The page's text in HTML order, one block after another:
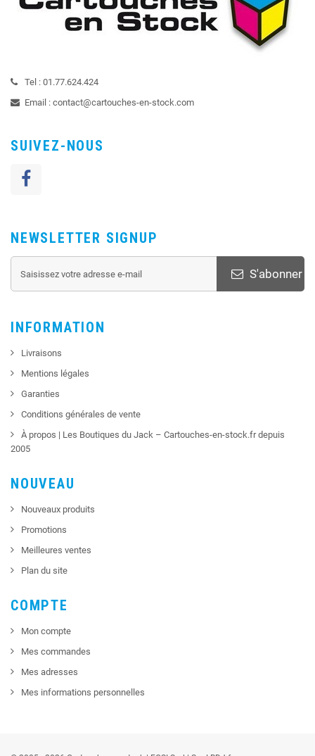
Tel : 01.77.624.424
Email : contact@cartouches-en-stock.com
SUIVEZ-NOUS
NEWSLETTER SIGNUP
S'abonner
INFORMATION
Livraisons
Mentions légales
Garanties
Conditions générales de vente
À propos | Les Boutiques du Jack – Cartouches-en-stock.fr depuis
2005
NOUVEAU
Nouveaux produits
Promotions
Meilleures ventes
Plan du site
COMPTE
Mon compte
Mes commandes
Mes adresses
Mes informations personnelles